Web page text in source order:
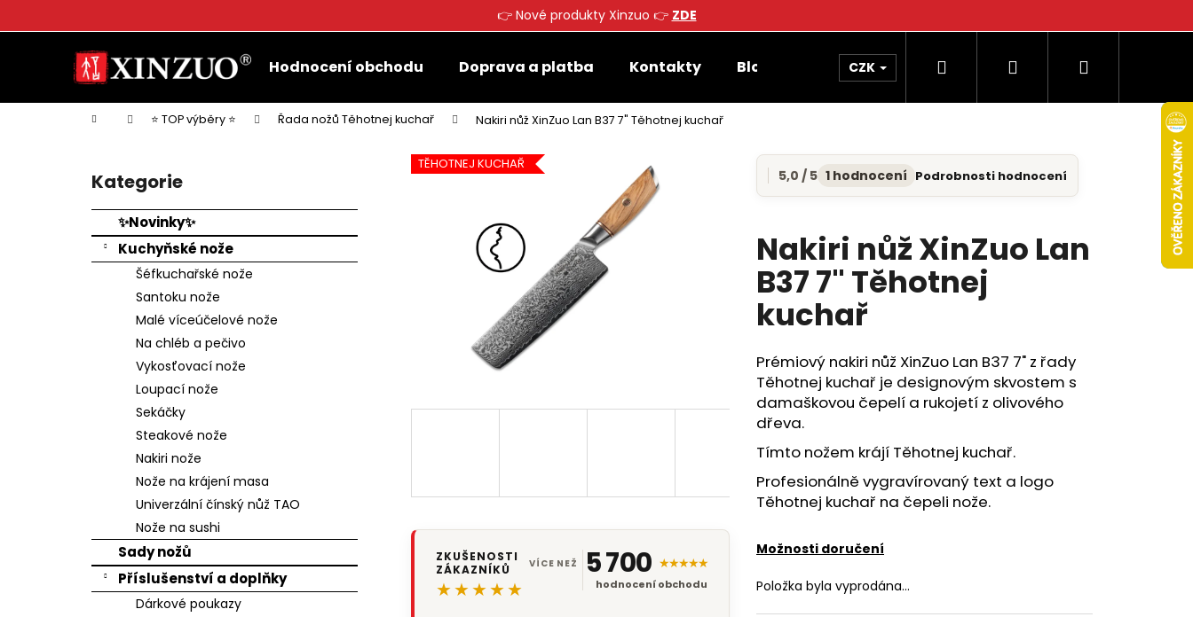
👉 Nové produkty Xinzuo 👉 ZDE
Hodnocení obchodu Doprava a platba Kontakty Blog CZK Hledat PřihlášeníNákupní
Domů ⭐ TOP výběry ⭐ Řada nožů Těhotnej kuchař Nakiri nůž XinZuo Lan B37 7" Těhotnej kuchař
Přeskočit
kategorie
Kategorie
✨Novinky✨
Kuchyňské nože
Šéfkuchařské nože
Santoku nože
Malé víceúčelové nože
Na chléb a pečivo
Vykosťovací nože
Loupací nože
Sekáčky
Steakové nože
Nakiri nože
Nože na krájení masa
Univerzální čínský nůž TAO
Nože na sushi
Sady nožů
Příslušenství a doplňky
Dárkové poukazy
Průměrné
hodnocení
5,0
5
hvězdiček.
5,0 / 5 1 hodnocení Podrobnosti hodnocení
Nakiri nůž XinZuo Lan
B37 7" Těhotnej
kuchař
Prémiový nakiri nůž XinZuo Lan B37 7" z řady
Těhotnej kuchař je designovým skvostem s
damaškovou čepelí a rukojetí z olivového
dřeva.
Tímto nožem krájí Těhotnej kuchař.
Profesionálně vygravírovaný text a logo
Těhotnej kuchař na čepeli nože.
Možnosti doručení
Položka byla vyprodána…
TĚHOTNEJ KUCHAŘ
ZKUŠENOSTI
ZÁKAZNÍKŮ
★★★★★
VÍCE NEŽ 5 700 ★★★★★
hodnocení obchodu
o
k Co potřebujete najít?
Doporučujeme